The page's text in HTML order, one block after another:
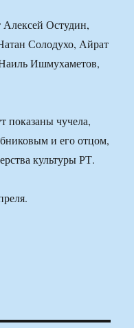
Алексей Остудин,
Солодухо, Айрат
Ишмухаметов,
показаны чучела,
и его отцом,
культуры РТ.